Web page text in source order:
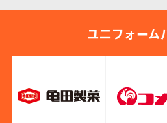
ユニフォーム